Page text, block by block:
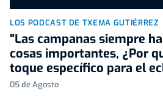
LOS PODCAST DE TXEMA GUTIÉRREZ
"Las campanas siempre
cosas importantes, ¿Por
toque específico para el
05 de Agosto